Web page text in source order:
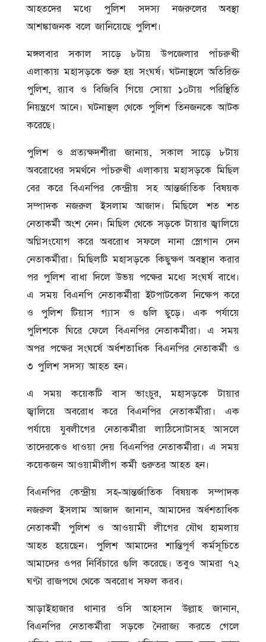
আহতদের মধ্যে পুলিশ সদস্য নজরুলের অবস্থা
আশঙ্কাজনক বলে জানিয়েছে পুলিশ।
মঙ্গলবার সকাল সাড়ে ৮টায় উপজেলার পাঁচরুখী
এলাকায় মহাসড়কে শুরু হয় সংঘর্ষ। ঘটনাস্থলে অতিরিক্ত
পুলিশ, র‌্যাব ও বিজিবি গিয়ে সোয়া ১০টায় পরিস্থিতি
নিয়ন্ত্রণে আনে। ঘটনাস্থল থেকে পুলিশ তিনজনকে আটক
করেছে।
পুলিশ ও প্রত্যক্ষদর্শীরা জানায়, সকাল সাড়ে ৮টায়
অবরোধের সমর্থনে পাঁচরুখী এলাকায় মহাসড়কে মিছিল
বের করে বিএনপির কেন্দ্রীয় সহ আন্তর্জাতিক বিষয়ক
সম্পাদক নজরুল ইসলাম আজাদ। মিছিলে শত শত
নেতাকর্মী অংশ নেন। মিছিল থেকে সড়কে টায়ার জ্বালিয়ে
অগ্নিসংযোগ করে অবরোধ সফলে নানা স্লোগান দেন
নেতাকর্মীরা। মিছিলটি মহাসড়কে কিছুক্ষণ অবস্থান করার
পর পুলিশ বাধা দিলে উভয় পক্ষের মধ্যে সংঘর্ষ বাধে।
এ সময় বিএনপি নেতাকর্মীরা ইটপাটকেল নিক্ষেপ করে
ও পুলিশ টিয়াস গ্যাস ও গুলি ছুড়ে। এক পর্যায়ে
পুলিশকে ঘিরে ফেলে বিএনপির নেতাকর্মীরা। এ সময়
অপর পক্ষের সংঘর্ষে অর্ধশতাধিক বিএনপির নেতাকর্মী ও
৩ পুলিশ সদস্য আহত হন।
এ সময় কয়েকটি বাস ভাংচুর, মহাসড়কে টায়ার
জ্বালিয়ে অবরোধ করে বিএনপির নেতাকর্মীরা। এক
পর্যায়ে যুবলীগের নেতাকর্মীরা লাঠিসোটাসহ আসলে
তাদেরকেও ধাওয়া দেয় বিএনপির নেতাকর্মীরা। এ সময়
কয়েকজন আওয়ামীলীগ কর্মী গুরুতর আহত হন।
বিএনপির কেন্দ্রীয় সহ-আন্তর্জাতিক বিষয়ক সম্পাদক
নজরুল ইসলাম আজাদ জানান, আমাদের অর্ধশতাধিক
নেতাকর্মী পুলিশ ও আওয়ামী লীগের যৌথ হামলায়
আহত হয়েছেন। পুলিশ আমাদের শান্তিপূর্ণ কর্মসূচিতে
আমাদের ওপর নির্বিচারে গুলি করেছে। তবুও আমরা ৭২
ঘণ্টা রাজপথে থেকে অবরোধ সফল করব।
আড়াইহাজার থানার ওসি আহসান উল্লাহ জানান,
বিএনপির নেতাকর্মীরা সড়কে নৈরাজ্য করতে গেলে